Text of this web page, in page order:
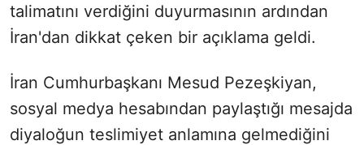
talimatını verdiğini duyurmasının ardından
İran'dan dikkat çeken bir açıklama geldi.
İran Cumhurbaşkanı Mesud Pezeşkiyan,
sosyal medya hesabından paylaştığı mesajda
diyaloğun teslimiyet anlamına gelmediğini